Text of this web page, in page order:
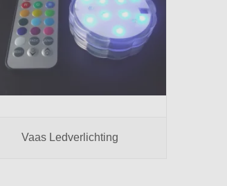
Vaas Ledverlichting